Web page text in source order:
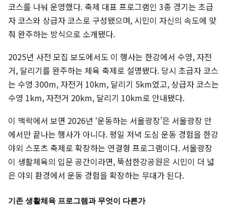
코스를 나눠 운영했다. 축제 대표 프로그램인 3종 경기는 초급
자 코스와 상급자 코스로 구성됐으며, 시민이 자신의 속도에 맞
춰 완주하는 방식으로 소개됐다.
2025년 사전 모집 보도에서도 이 행사는 한강에서 수영, 자전
거, 달리기를 완주하는 체육 축제로 설명됐다. 당시 초급자 코스
는 수영 300m, 자전거 10km, 달리기 5km였고, 상급자 코스는
수영 1km, 자전거 20km, 달리기 10km로 안내됐다.
이 맥락에서 보면 2026년 ‘운동하는 서울광장’은 서울광장 안
에서만 끝나는 행사가 아니다. 평일 저녁 도심 운동 경험을 한강
야외 스포츠 축제로 확장하는 연결형 프로그램이다. 서울광장
이 생활체육의 입문 공간이라면, 뚝섬한강공원은 시민이 더 넓
은 야외 환경에서 운동 경험을 확장하는 무대가 된다.
기존 생활체육 프로그램과 무엇이 다른가